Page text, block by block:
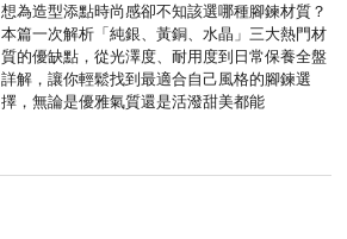
想為造型添點時尚感卻不知該選哪種腳鍊材質？
本篇一次解析「純銀、黃銅、水晶」三大熱門材
質的優缺點，從光澤度、耐用度到日常保養全盤
詳解，讓你輕鬆找到最適合自己風格的腳鍊選
擇，無論是優雅氣質還是活潑甜美都能